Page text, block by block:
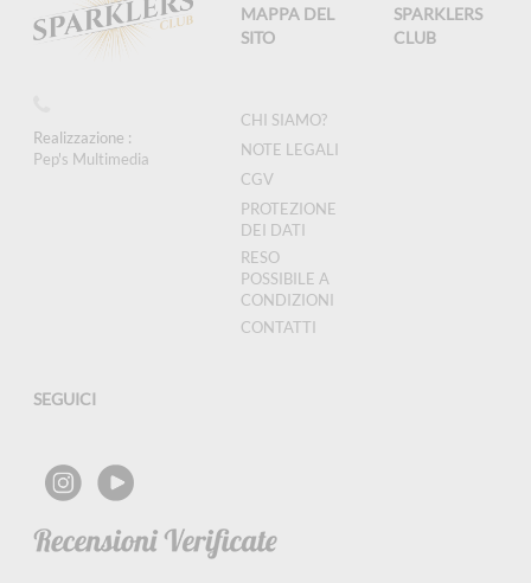
Realizzazione :
Pep's Multimedia
MAPPA DEL
SITO
CHI SIAMO?
NOTE LEGALI
CGV
PROTEZIONE
DEI DATI
RESO
POSSIBILE A
CONDIZIONI
CONTATTI
SPARKLERS
CLUB
SEGUICI